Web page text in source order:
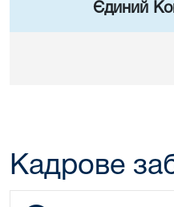
Єдиний
Кадрове